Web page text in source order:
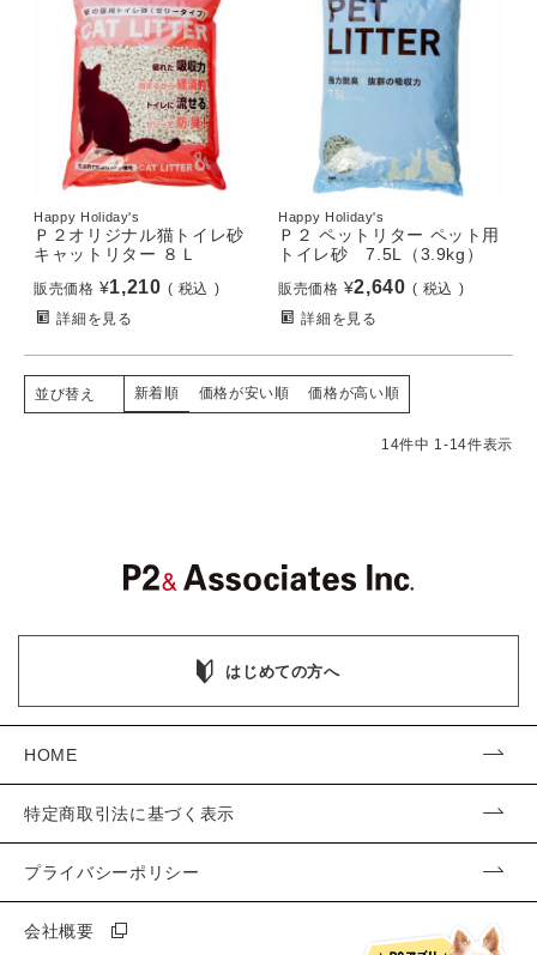
Happy Holiday's
Ｐ２オリジナル猫トイレ砂
キャットリター ８Ｌ
販売価格 ¥1,210
税込
詳細を見る
Happy Holiday's
Ｐ２ ペットリター ペット用
トイレ砂 7.5L（3.9kg）
販売価格 ¥2,640
税込
詳細を見る
並び替え 新着順 価格が安い順 価格が高い順
14件中 1-14件表示
はじめての方へ
HOME
特定商取引法に基づく表示
プライバシーポリシー
会社概要